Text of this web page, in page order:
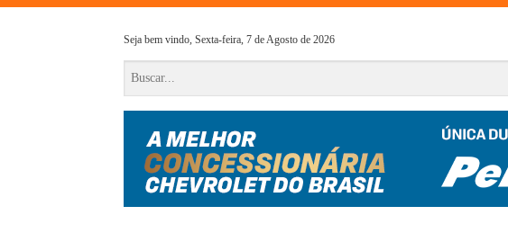
Seja bem vindo, Sexta-feira, 7 de Agosto de 2026